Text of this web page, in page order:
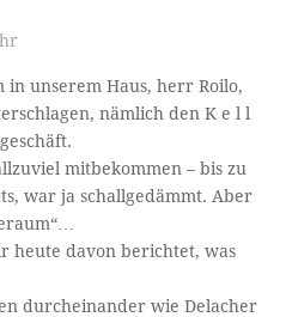
in unserem Haus, herr Roilo,
nämlich den K e l l
mitbekommen – bis zu
war ja schallgedämmt. Aber
heute davon berichtet, was
durcheinander wie Delacher